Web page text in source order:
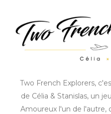
Two French Explorers,
de Célia & Stanislas, un
Amoureux l'un de l'autre,